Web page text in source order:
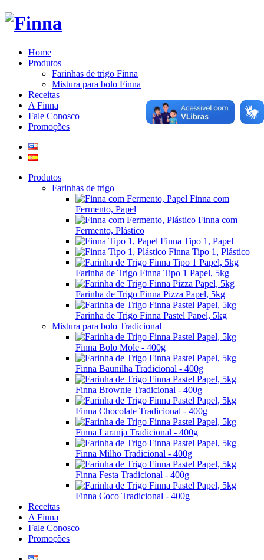
Home
Produtos
Farinhas de trigo Finna
Mistura para bolo Finna
Receitas
A Finna
Fale Conosco
Promoções
Produtos
Farinhas de trigo
Finna com
Fermento, Papel
Finna com
Fermento, Plástico
Finna Tipo 1, Papel
Finna Tipo 1, Plástico
Farinha de Trigo Finna Tipo 1 Papel, 5kg
Farinha de Trigo Finna Pizza Papel, 5kg
Farinha de Trigo Finna Pastel Papel, 5kg
Mistura para bolo Tradicional
Finna Bolo Mole - 400g
Finna Baunilha Tradicional - 400g
Finna Brownie Tradicional - 400g
Finna Chocolate Tradicional - 400g
Finna Laranja Tradicional - 400g
Finna Milho Tradicional - 400g
Finna Festa Tradicional - 400g
Finna Coco Tradicional - 400g
Receitas
A Finna
Fale Conosco
Promoções